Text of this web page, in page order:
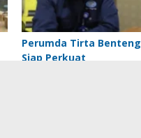
Perumda Tirta Benteng
Siap Perkuat